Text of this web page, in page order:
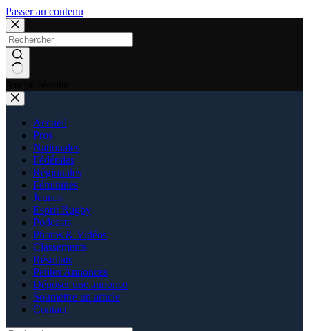
Passer au contenu
Accueil
Pros
Nationales
Fédérales
Régionales
Féminines
Jeunes
Esprit Rugby
Podcasts
Photos & Vidéos
Classements
Résultats
Petites Annonces
Déposer une annonce
Soumettre un article
Contact